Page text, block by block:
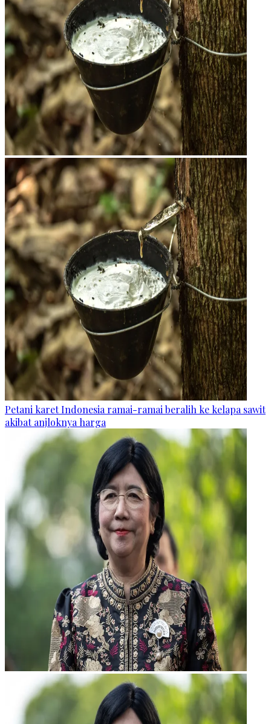
Petani karet Indonesia ramai-ramai beralih ke kelapa sawit
akibat anjloknya harga